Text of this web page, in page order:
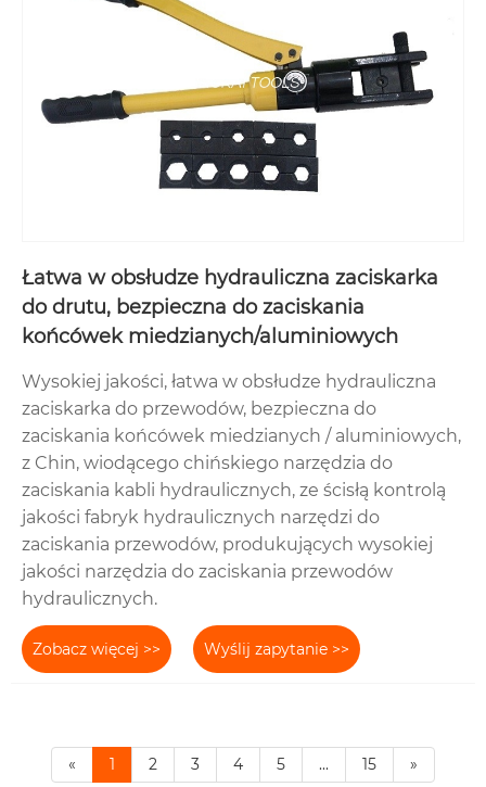
Łatwa w obsłudze hydrauliczna zaciskarka
do drutu, bezpieczna do zaciskania
końcówek miedzianych/aluminiowych
Wysokiej jakości, łatwa w obsłudze hydrauliczna
zaciskarka do przewodów, bezpieczna do
zaciskania końcówek miedzianych / aluminiowych,
z Chin, wiodącego chińskiego narzędzia do
zaciskania kabli hydraulicznych, ze ścisłą kontrolą
jakości fabryk hydraulicznych narzędzi do
zaciskania przewodów, produkujących wysokiej
jakości narzędzia do zaciskania przewodów
hydraulicznych.
Zobacz więcej >> Wyślij zapytanie >>
« 1 2 3 4 5 ... 15 »